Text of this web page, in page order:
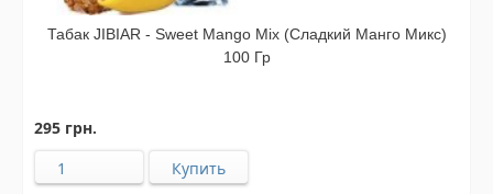
Табак JIBIAR - Sweet Mango Mix (Сладкий Манго Микс)
100 Гр
295 грн.